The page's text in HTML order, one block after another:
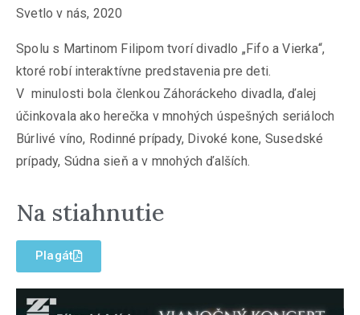
Svetlo v nás, 2020
Spolu s Martinom Filipom tvorí divadlo „Fifo a Vierka“,
ktoré robí interaktívne predstavenia pre deti.
V minulosti bola členkou Záhoráckeho divadla, ďalej
účinkovala ako herečka v mnohých úspešných seriáloch
Búrlivé víno, Rodinné prípady, Divoké kone, Susedské
prípady, Súdna sieň a v mnohých ďalších.
Na stiahnutie
Plagát